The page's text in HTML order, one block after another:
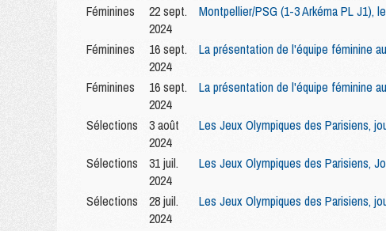
Féminines
22 sept.
2024
Montpellier/PSG (1-3 Arkéma PL J1),
Féminines
16 sept.
2024
La présentation de l'équipe féminine
Féminines
16 sept.
2024
La présentation de l'équipe féminine
Sélections
3 août
2024
Les Jeux Olympiques des Parisiens,
Sélections
31 juil.
2024
Les Jeux Olympiques des Parisiens,
Sélections
28 juil.
2024
Les Jeux Olympiques des Parisiens,